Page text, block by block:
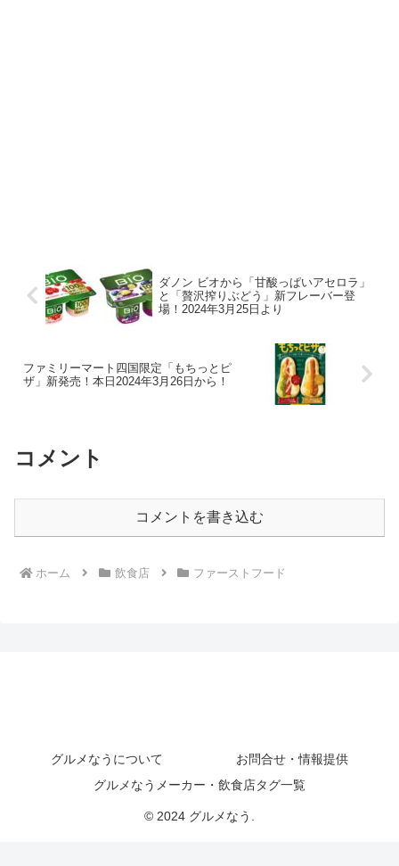
ダノン ビオから「甘酸っぱいアセロラ」
と「贅沢搾りぶどう」新フレーバー登
場！2024年3月25日より
ファミリーマート四国限定「もちっとピ
ザ」新発売！本日2024年3月26日から！
コメント
コメントを書き込む
ホーム 飲食店 ファーストフード
グルメなうについて
お問合せ・情報提供
グルメなうメーカー・飲食店タグ一覧
© 2024 グルメなう.